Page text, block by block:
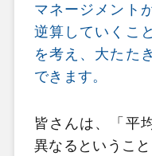
マネージメント
逆算していくこ
を考え、大たた
できます。
皆さんは、「平
異なるというこ